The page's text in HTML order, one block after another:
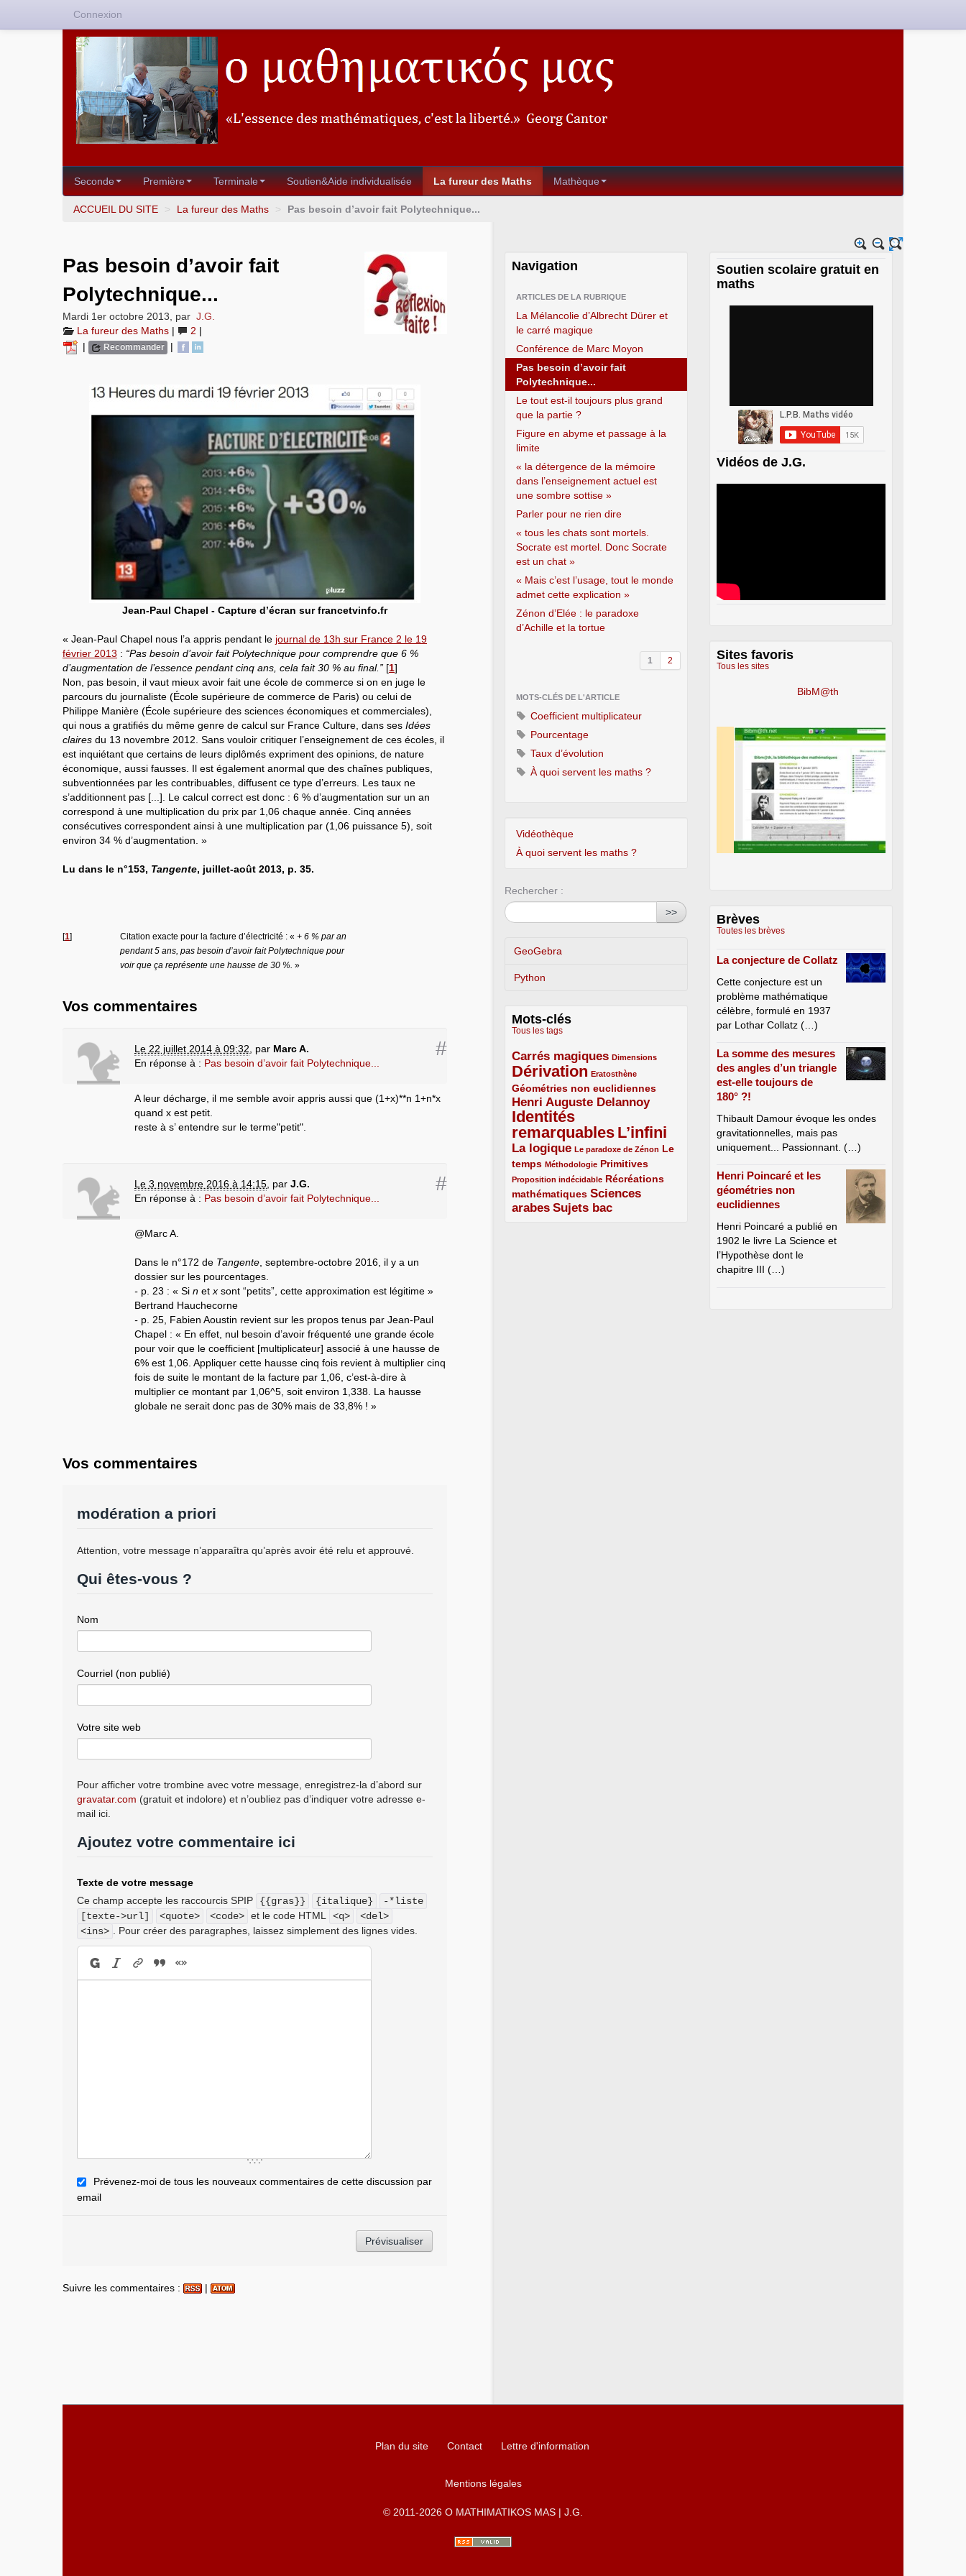
Seconde Première Terminale Soutien&Aide individualisée La fureur des Maths Mathèque
ACCUEIL DU SITE > La fureur des Maths > Pas besoin d’avoir fait Polytechnique...
Pas besoin d’avoir fait
Polytechnique...
Mardi 1er octobre 2013 par J.G.
La fureur des Maths | 2 |
|
Recommander |
Jean-Paul Chapel - Capture d’écran sur francetvinfo.fr
« Jean-Paul Chapel nous l’a appris pendant le journal de 13h sur France 2 le 19
février 2013 : “Pas besoin d’avoir fait Polytechnique pour comprendre que 6 %
d’augmentation de l’essence pendant cinq ans, cela fait 30 % au final.” [1]
Non, pas besoin, il vaut mieux avoir fait une école de commerce si on en juge le
parcours du journaliste (École supérieure de commerce de Paris) ou celui de
Philippe Manière (École supérieure des sciences économiques et commerciales),
qui nous a gratifiés du même genre de calcul sur France Culture, dans ses Idées
claires du 13 novembre 2012. Sans vouloir critiquer l’enseignement de ces écoles, il
est inquiétant que certains de leurs diplômés expriment des opinions, de nature
économique, aussi fausses. Il est également anormal que des chaînes publiques,
subventionnées par les contribuables, diffusent ce type d’erreurs. Les taux ne
s’additionnent pas [...]. Le calcul correct est donc : 6 % d’augmentation sur un an
correspond à une multiplication du prix par 1,06 chaque année. Cinq années
consécutives correspondent ainsi à une multiplication par (1,06 puissance 5), soit
environ 34 % d’augmentation. »
Lu dans le n°153, Tangente, juillet-août 2013, p. 35.
[1] Citation exacte pour la facture d’électricité : « + 6 % par an
pendant 5 ans, pas besoin d’avoir fait Polytechnique pour
voir que ça représente une hausse de 30 %. »
Vos commentaires
#
Le 22 juillet 2014 à 09:32, par Marc A.
En réponse à : Pas besoin d’avoir fait Polytechnique...
A leur décharge, il me semble avoir appris aussi que (1+x)**n 1+n*x
quand x est petit.
reste à s’ entendre sur le terme"petit".
#
Le 3 novembre 2016 à 14:15, par J.G.
En réponse à : Pas besoin d’avoir fait Polytechnique...
@Marc A.
Dans le n°172 de Tangente, septembre-octobre 2016, il y a un
dossier sur les pourcentages.
- p. 23 : « Si n etx sont “petits”, cette approximation est légitime »
Bertrand Hauchecorne
- p. 25, Fabien Aoustin revient sur les propos tenus par Jean-Paul
Chapel : « En effet, nul besoin d’avoir fréquenté une grande école
pour voir que le coefficient [multiplicateur] associé à une hausse de
6% est 1,06. Appliquer cette hausse cinq fois revient à multiplier cinq
fois de suite le montant de la facture par 1,06, c’est-à-dire à
multiplier ce montant par 1,06^5, soit environ 1,338. La hausse
globale ne serait donc pas de 30% mais de 33,8% ! »
Vos commentaires
modération a priori
Attention, votre message n’apparaîtra qu’après avoir été relu et approuvé.
Qui êtes-vous ?
Nom
Courriel (non publié)
Votre site web
Pour afficher votre trombine avec votre message, enregistrez-la d’abord sur
gravatar.com (gratuit et indolore) et n’oubliez pas d’indiquer votre adresse e-
mail ici.
Ajoutez votre commentaire ici
Texte de votre message
Ce champ accepte les raccourcis SPIP
{{gras}} {italique}
-*liste
[texte->url]
<quote> <code> et le code HTML <q>
<del>
<ins> . Pour créer des paragraphes, laissez simplement des lignes vides.
Prévenez-moi de tous les nouveaux commentaires de cette discussion par
email
Suivre les commentaires : |
Navigation
ARTICLES DE LA RUBRIQUE
La Mélancolie d’Albrecht Dürer et
le carré magique
Conférence de Marc Moyon
Pas besoin d’avoir fait
Polytechnique...
Le tout est-il toujours plus grand
que la partie ?
Figure en abyme et passage à la
limite
« la détergence de la mémoire
dans l’enseignement actuel est
une sombre sottise »
Parler pour ne rien dire
« tous les chats sont mortels.
Socrate est mortel. Donc Socrate
est un chat »
« Mais c’est l’usage, tout le monde
admet cette explication »
Zénon d’Elée : le paradoxe
d’Achille et la tortue
1 2
MOTS-CLÉS DE L'ARTICLE
Coefficient multiplicateur
Pourcentage
Taux d’évolution
À quoi servent les maths ?
Vidéothèque
À quoi servent les maths ?
Rechercher :
>>
GeoGebra
Python
Mots-clés
Tous les tags
Carrés magiques
3/5 Dimensions
1/5
Dérivation
5/5 Eratosthène
1/5
Géométries non euclidiennes
2/5
Henri Auguste Delannoy
3/5
Identités
remarquables
5/5 L’infini
5/5
La logique
3/5 Le paradoxe de Zénon
1/5
Le
temps
2/5 Méthodologie
1/5 Primitives
2/5
Proposition indécidable
1/5
Récréations
mathématiques
2/5
Sciences
arabes
3/5 Sujets bac
3/5
Soutien scolaire gratuit en
maths
Vidéos de J.G.
Sites favoris
Tous les sites
BibM@th
Brèves
Toutes les brèves
La conjecture de Collatz
Cette conjecture est un
problème mathématique
célèbre, formulé en 1937
par Lothar Collatz (…)
La somme des mesures
des angles d’un triangle
est-elle toujours de
180° ?!
Thibault Damour évoque les ondes
gravitationnelles, mais pas
uniquement... Passionnant. (…)
Henri Poincaré et les
géométries non
euclidiennes
Henri Poincaré a publié en
1902 le livre La Science et
l’Hypothèse dont le
chapitre III (…)
Plan du site Contact Lettre d'information
Mentions légales
© 2011-2026 O MATHIMATIKOS MAS | J.G.
Connexion